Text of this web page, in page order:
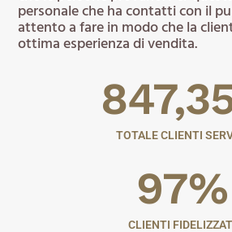
personale che ha contatti con il
attento a fare in modo che la
ottima esperienza di vendita.
TOTALE CLIENTI
CLIENTI
97%